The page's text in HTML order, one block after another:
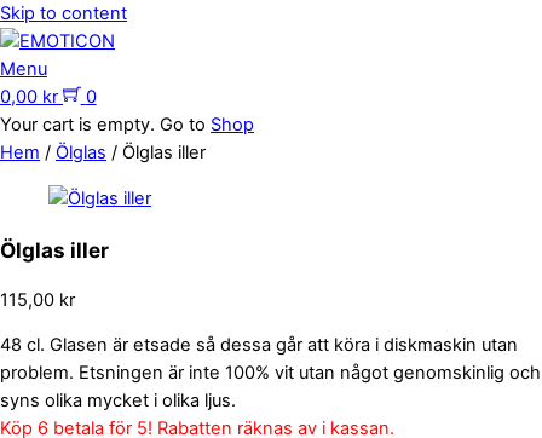
Skip to content
Menu
0,00 kr
0
Your cart is empty. Go to Shop
Hem / Ölglas / Ölglas iller
Ölglas iller
115,00 kr
48 cl. Glasen är etsade så dessa går att köra i diskmaskin utan
problem. Etsningen är inte 100% vit utan något genomskinlig och
syns olika mycket i olika ljus.
Köp 6 betala för 5! Rabatten räknas av i kassan.